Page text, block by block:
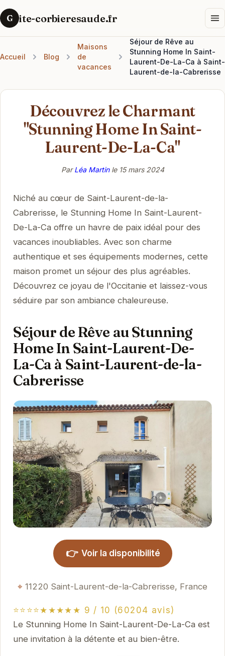
G ite-corbieresaude.fr
Accueil Blog
Maisons
de
vacances
Séjour de Rêve au
Stunning Home In Saint-
Laurent-De-La-Ca à Saint-
Laurent-de-la-Cabrerisse
Découvrez le Charmant
"Stunning Home In Saint-
Laurent-De-La-Ca"
ParLéa Martinle 15 mars 2024
Niché au cœur de Saint-Laurent-de-la-
Cabrerisse, le Stunning Home In Saint-Laurent-
De-La-Ca offre un havre de paix idéal pour des
vacances inoubliables. Avec son charme
authentique et ses équipements modernes, cette
maison promet un séjour des plus agréables.
Découvrez ce joyau de l'Occitanie et laissez-vous
séduire par son ambiance chaleureuse.
Séjour de Rêve au Stunning
Home In Saint-Laurent-De-
La-Ca à Saint-Laurent-de-la-
Cabrerisse
👉 Voir la disponibilité
11220 Saint-Laurent-de-la-Cabrerisse, France
⭐⭐⭐⭐★★★★★ 9 / 10 (60204 avis)
Le Stunning Home In Saint-Laurent-De-La-Ca est
une invitation à la détente et au bien-être.